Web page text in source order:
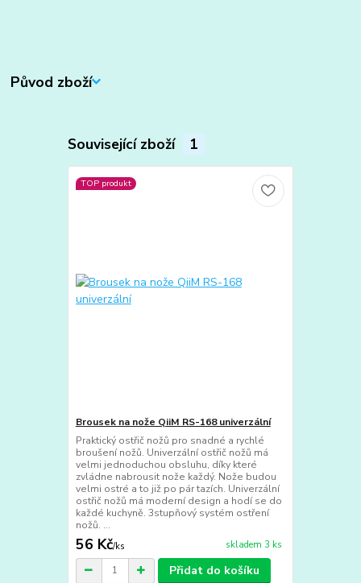
Původ zboží
Související zboží 1
TOP produkt
Brousek na nože QiiM RS-168 univerzální
Praktický ostřič nožů pro snadné a rychlé
broušení nožů. Univerzální ostřič nožů má
velmi jednoduchou obsluhu, díky které
zvládne nabrousit nože každý. Nože budou
velmi ostré a to již po pár tazích. Univerzální
ostřič nožů má moderní design a hodí se do
každé kuchyně. 3stupňový systém ostření
nožů. ...
56 Kč/ks skladem 3 ks
Přidat do košíku